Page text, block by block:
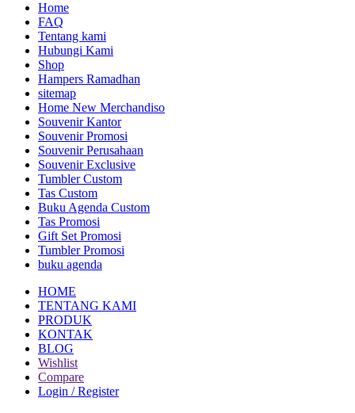
Home
FAQ
Tentang kami
Hubungi Kami
Shop
Hampers Ramadhan
sitemap
Home New Merchandiso
Souvenir Kantor
Souvenir Promosi
Souvenir Perusahaan
Souvenir Exclusive
Tumbler Custom
Tas Custom
Buku Agenda Custom
Tas Promosi
Gift Set Promosi
Tumbler Promosi
buku agenda
HOME
TENTANG KAMI
PRODUK
KONTAK
BLOG
Wishlist
Compare
Login / Register